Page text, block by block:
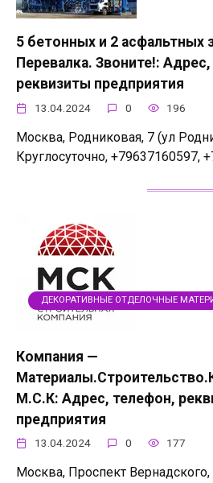
5 бетонных и 2 асфальтных
Перевалка. Звоните!:
реквизиты предприятия
13.04.2024 0 196
Москва, Родниковая, 7 (ул
Круглосуточно, +79637160597,
ДЕКОРАТИВНЫЕ ОТДЕЛОЧНЫЕ
Компания —
М.С.К: Адрес, телефон,
предприятия
13.04.2024 0 177
Москва, Проспект Вернадского,